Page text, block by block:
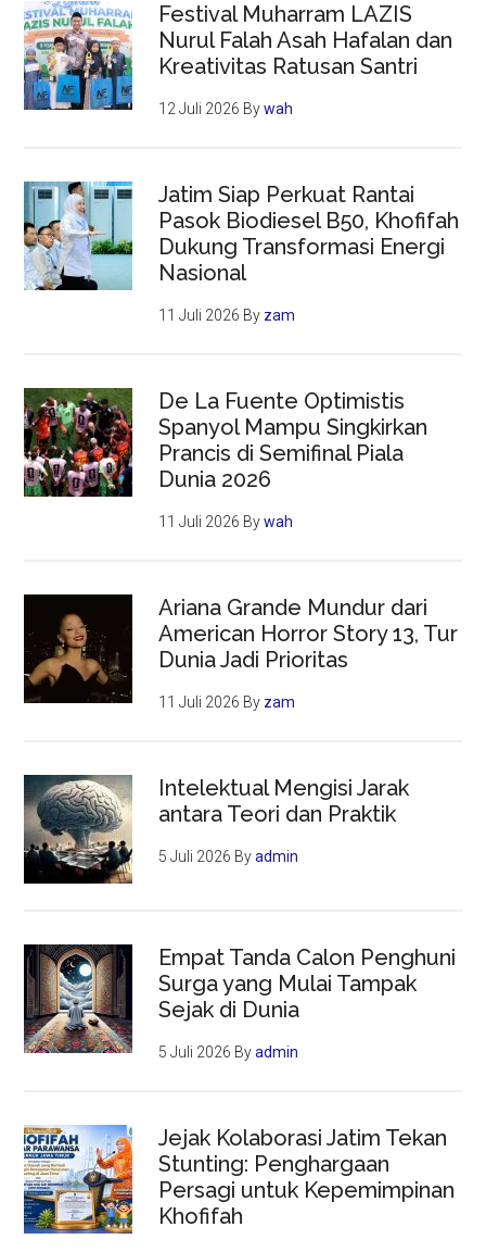
Festival Muharram LAZIS
Nurul Falah Asah Hafalan dan
Kreativitas Ratusan Santri
12 Juli 2026 Bywah
Jatim Siap Perkuat Rantai
Pasok Biodiesel B50, Khofifah
Dukung Transformasi Energi
Nasional
11 Juli 2026 By zam
De La Fuente Optimistis
Spanyol Mampu Singkirkan
Prancis di Semifinal Piala
Dunia 2026
11 Juli 2026 Bywah
Ariana Grande Mundur dari
American Horror Story 13, Tur
Dunia Jadi Prioritas
11 Juli 2026 By zam
Intelektual Mengisi Jarak
antara Teori dan Praktik
5 Juli 2026 Byadmin
Empat Tanda Calon Penghuni
Surga yang Mulai Tampak
Sejak di Dunia
5 Juli 2026 Byadmin
Jejak Kolaborasi Jatim Tekan
Stunting: Penghargaan
Persagi untuk Kepemimpinan
Khofifah